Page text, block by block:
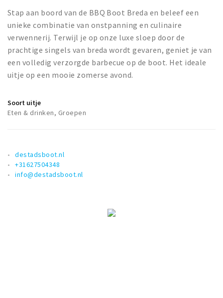
Uitjes & activiteiten
Toeristische routes
Natuurgebieden
Baroniepoorten
Sport
Privacy
Stap aan boord van de BBQ Boot Breda en beleef een
unieke combinatie van onstpanning en culinaire
verwennerij. Terwijl je op onze luxe sloep door de
prachtige singels van breda wordt gevaren, geniet je van
een volledig verzorgde barbecue op de boot. Het ideale
uitje op een mooie zomerse avond.
Soort uitje
Eten & drinken, Groepen
destadsboot.nl
+31627504348
info@destadsboot.nl